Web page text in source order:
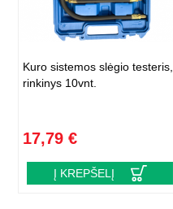
Kuro sistemos slėgio testeris,
rinkinys 10vnt.
17,79 €
Į KREPŠELĮ